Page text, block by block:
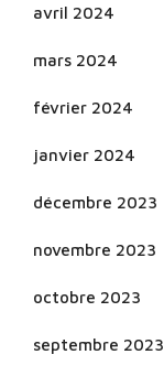
avril 2024
mars 2024
février 2024
janvier 2024
décembre 2023
novembre 2023
octobre 2023
septembre 2023